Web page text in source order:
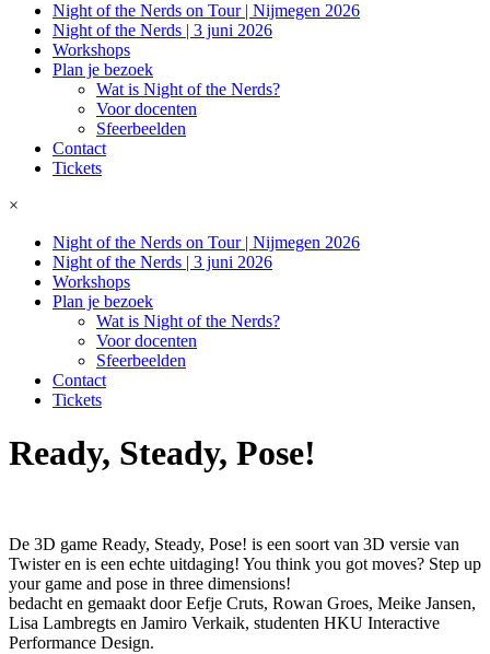
Night of the Nerds on Tour | Nijmegen 2026
Night of the Nerds | 3 juni 2026
Workshops
Plan je bezoek
Wat is Night of the Nerds?
Voor docenten
Sfeerbeelden
Contact
Tickets
×
Night of the Nerds on Tour | Nijmegen 2026
Night of the Nerds | 3 juni 2026
Workshops
Plan je bezoek
Wat is Night of the Nerds?
Voor docenten
Sfeerbeelden
Contact
Tickets
Ready, Steady, Pose!
De 3D game Ready, Steady, Pose! is een soort van 3D versie van
Twister en is een echte uitdaging! You think you got moves? Step up
your game and pose in three dimensions!
bedacht en gemaakt door Eefje Cruts, Rowan Groes, Meike Jansen,
Lisa Lambregts en Jamiro Verkaik, studenten HKU Interactive
Performance Design.